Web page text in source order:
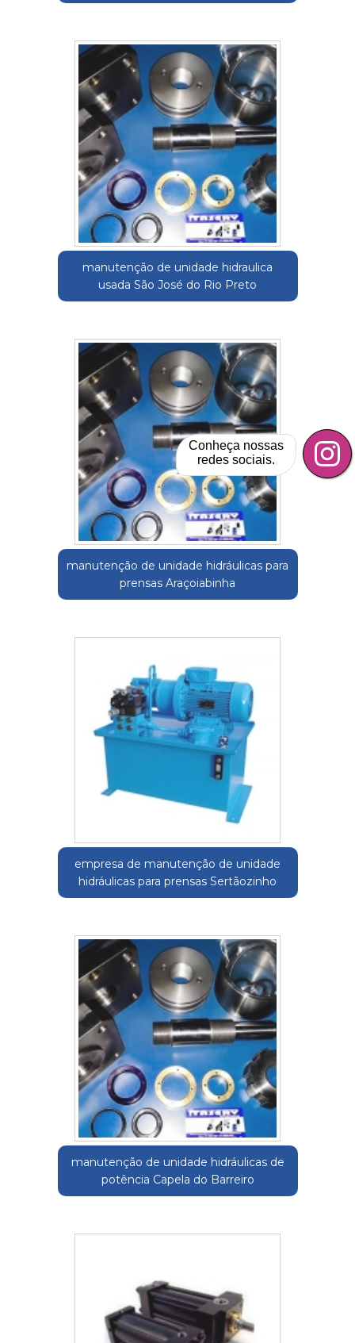
manutenção de unidade hidraulica
usada São José do Rio Preto
manutenção de unidade hidráulicas para
prensas Araçoiabinha
empresa de manutenção de unidade
hidráulicas para prensas Sertãozinho
manutenção de unidade hidráulicas de
potência Capela do Barreiro
Conheça nossas
redes sociais.